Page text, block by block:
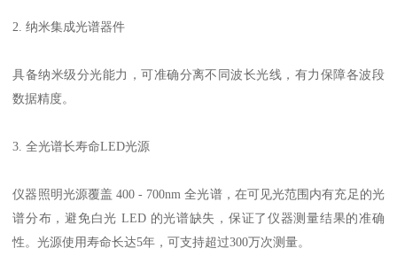
2.纳米集成光谱器件
具备纳米级分光能力，可准确分离不同波长光线，有力保障各波段
数据精度。
3.全光谱长寿命LED光源
仪器照明光源覆盖 400 - 700nm全光谱，在可见光范围内有充足的光
谱分布，避免白光 LED 的光谱缺失，保证了仪器测量结果的准确
性。光源使用寿命长达5年，可支持超过300万次测量。